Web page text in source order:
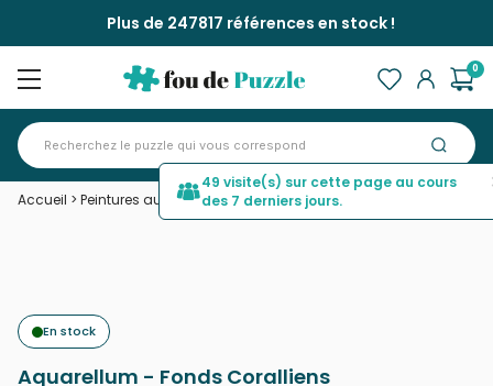
Plus de 247817 références en stock !
0
Accueil > Peintures au numéro> Aquarellum - Fonds Coralliens
En stock
Aquarellum - Fonds Coralliens
49 visite(s) sur cette page au cours
des 7 derniers jours.